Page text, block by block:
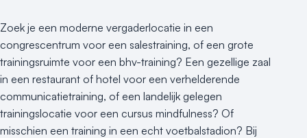
Groene locatie
Heisessie
Hotel
Hybride events
Industriële locatie
Kasteel en landgoed
Zoek je een moderne vergaderlocatie in een
congrescentrum voor een salestraining, of een grote
trainingsruimte voor een bhv-training? Een gezellige zaal
in een restaurant of hotel voor een verhelderende
communicatietraining, of een landelijk gelegen
trainingslocatie voor een cursus mindfulness? Of
misschien een training in een echt voetbalstadion? Bij